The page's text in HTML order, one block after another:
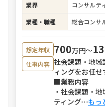
業界
コンサルテ
業種・職種
総合コンサ
想定年収 700万円〜
仕事内容 社会課題・地
ィングをお任せ
■業務内容
・社会課題・
ティング⋯もっ